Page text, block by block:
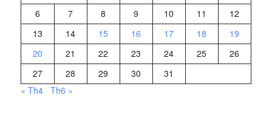
6
7 8 9 10 11
12
13
14 15 16 17 18
19
20
21 22 23 24 25
26
27
28 29 30
31
« Th4
Th6 »